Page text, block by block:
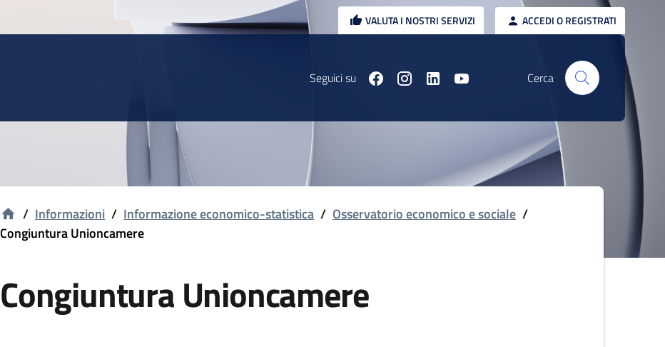
VALUTA I NOSTRI SERVIZI ACCEDI O REGISTRATI
Seguici su Cerca
/ Informazioni / Informazione economico-statistica / Osservatorio economico e sociale /
Congiuntura Unioncamere
Congiuntura Unioncamere